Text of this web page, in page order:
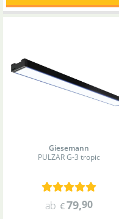
Giesemann
PULZAR G-3 tropic
ab €79,90